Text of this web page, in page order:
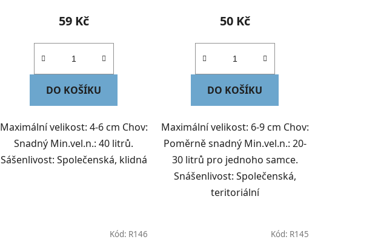
59 Kč
DO KOŠÍKU
Maximální velikost: 4-6 cm Chov:
Snadný Min.vel.n.: 40 litrů.
Sášenlivost: Společenská, klidná
50 Kč
DO KOŠÍKU
Maximální velikost: 6-9 cm Chov:
Poměrně snadný Min.vel.n.: 20-
30 litrů pro jednoho samce.
Snášenlivost: Společenská,
teritoriální
Kód: R146 Kód: R145